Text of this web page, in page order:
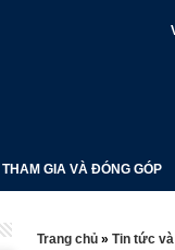
THAM GIA VÀ ĐÓNG GÓP
Trang chủ » Tin tức